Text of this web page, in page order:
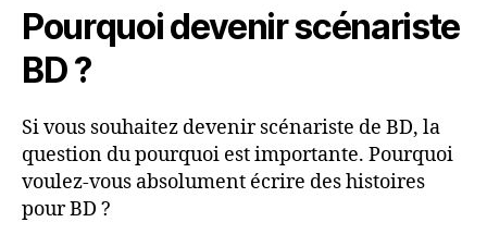
Pourquoi devenir scénariste
BD ?
Si vous souhaitez devenir scénariste de BD, la
question du pourquoi est importante. Pourquoi
voulez-vous absolument écrire des histoires
pour BD ?